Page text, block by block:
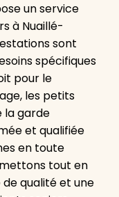
un service
à Nuaillé-
sont
spécifiques
pour le
les petits
la garde
et qualifiée
en toute
tout en
qualité et une